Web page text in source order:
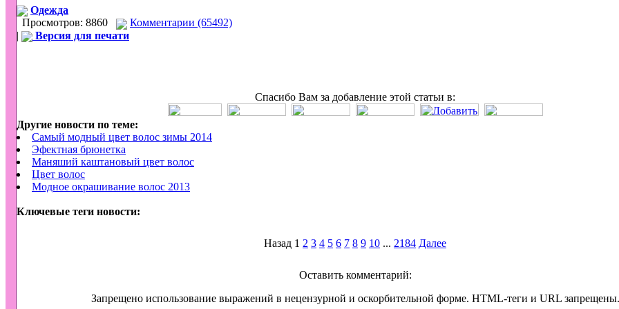
Одежда
Просмотров: 8860
Комментарии (65492)
|
Версия для печати
Спасибо Вам за добавление этой статьи в:
Другие новости по теме:
Самый модный цвет волос зимы 2014
Эфектная брюнетка
Маняший каштановый цвет волос
Цвет волос
Модное окрашивание волос 2013
Ключевые теги новости:
Назад 1 2 3 4 5 6 7 8 9 10 ... 2184 Далее
Оставить комментарий:
Запрещено использование выражений в нецензурной и оскорбительной форме. HTML-теги и URL запрещены.